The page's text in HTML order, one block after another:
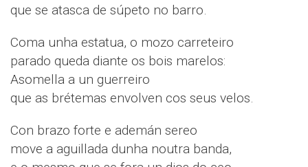
que se atasca de súpeto no barro.
Coma unha estatua, o mozo carreteiro
parado queda diante os bois marelos:
Asomella a un guerreiro
que as brétemas envolven cos seus velos.
Con brazo forte e ademán sereo
move a aguillada dunha noutra banda,